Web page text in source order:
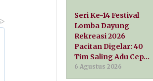
Seri Ke-14 Festival
Lomba Dayung
Rekreasi 2026
Pacitan Digelar: 40
Tim Saling Adu Cep…
6 Agustus 2026